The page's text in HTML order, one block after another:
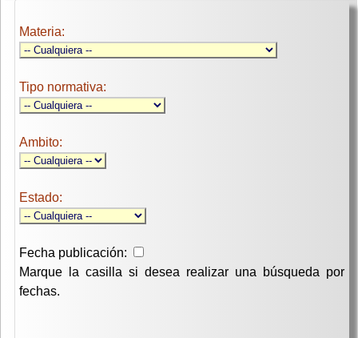
Materia:
Tipo normativa:
Ambito:
Estado:
Fecha publicación:
Marque la casilla si desea realizar una búsqueda por
fechas.